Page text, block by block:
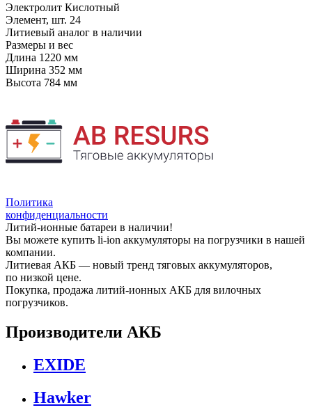
Электролит Кислотный
Элемент, шт. 24
Литиевый аналог в наличии
Размеры и вес
Длина 1220 мм
Ширина 352 мм
Высота 784 мм
Политика
конфиденциальности
Литий-ионные батареи в наличии!
Вы можете купить li-ion аккумуляторы на погрузчики в нашей
компании.
Литиевая АКБ — новый тренд тяговых аккумуляторов,
по низкой цене.
Покупка, продажа литий-ионных АКБ для вилочных
погрузчиков.
Производители АКБ
EXIDE
Hawker